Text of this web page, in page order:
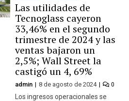
Las utilidades de
Tecnoglass cayeron
33,46% en el segundo
trimestre de 2024 y las
ventas bajaron un
2,5%; Wall Street la
castigó un 4, 69%
admin 8 de agosto de 2024 0
Los ingresos operacionales se